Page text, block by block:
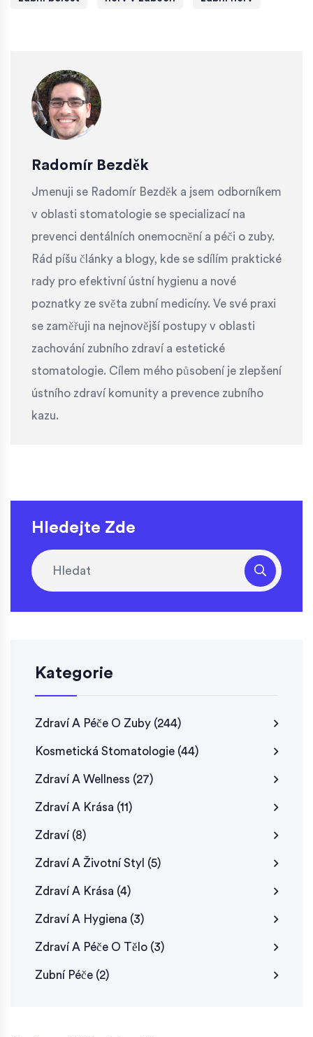
Radomír Bezděk
Jmenuji se Radomír Bezděk a jsem odborníkem
v oblasti stomatologie se specializací na
prevenci dentálních onemocnění a péči o zuby.
Rád píšu články a blogy, kde se sdílím praktické
rady pro efektivní ústní hygienu a nové
poznatky ze světa zubní medicíny. Ve své praxi
se zaměřuji na nejnovější postupy v oblasti
zachování zubního zdraví a estetické
stomatologie. Cílem mého působení je zlepšení
ústního zdraví komunity a prevence zubního
kazu.
Hledejte Zde
Kategorie
Zdraví A Péče O Zuby (244)
Kosmetická Stomatologie (44)
Zdraví A Wellness (27)
Zdraví A Krása (11)
Zdraví (8)
Zdraví A Životní Styl (5)
Zdraví A Krása (4)
Zdraví A Hygiena (3)
Zdraví A Péče O Tělo (3)
Zubní Péče (2)